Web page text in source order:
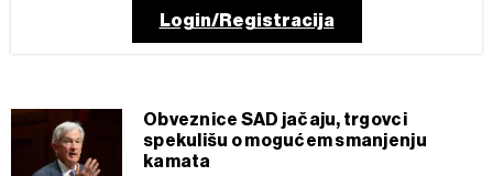
Login/Registracija
Obveznice SAD jačaju, trgovci
spekulišu o mogućem smanjenju
kamata